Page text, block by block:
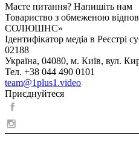
Маєте питання? Напишіть нам
Товариство з обмеженою
СОЛЮШНС»
Ідентифікатор медіа в Реєстрі
02188
Україна, 04080, м. Київ, вул.
Тел. +38 044 490 0101
team@1plus1.video
Приєднуйтеся